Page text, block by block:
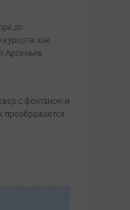
до
как
Арсеньев
с фонтаном и
преображается